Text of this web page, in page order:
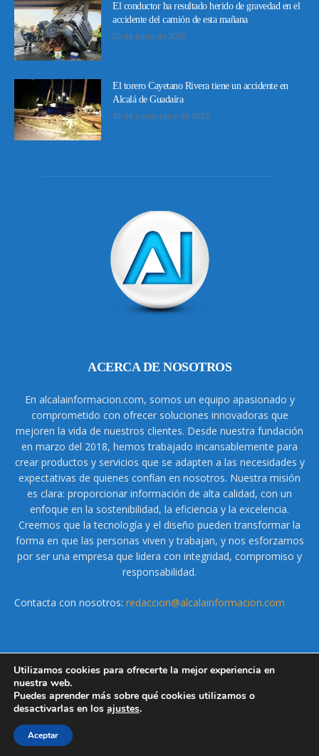
El conductor ha resultado herido de gravedad en el
accidente del camión de esta mañana
20 de junio de 2025
El torero Cayetano Rivera tiene un accidente en
Alcalá de Guadaíra
10 de noviembre de 2025
ACERCA DE NOSOTROS
En alcalainformacion.com, somos un equipo apasionado y
comprometido con ofrecer soluciones innovadoras que
mejoren la vida de nuestros clientes. Desde nuestra fundación
en marzo del 2018, hemos trabajado incansablemente para
crear productos y servicios que se adapten a las necesidades y
expectativas de quienes confían en nosotros. Nuestra misión
es clara: proporcionar información de alta calidad, con un
enfoque en la sostenibilidad, la eficiencia y la excelencia.
Creemos que la tecnología y el diseño pueden transformar la
forma en que las personas viven y trabajan, y nos esforzamos
por ser una empresa que lidera con integridad, compromiso y
responsabilidad.
Contacta con nosotros: redaccion@alcalainformacion.com
2026© alcalainformacion.com
Quienes Somos
Utilizamos cookies para ofrecerte la mejor experiencia en
nuestra web.
Puedes aprender más sobre qué cookies utilizamos o
desactivarlas en los ajustes.
Aceptar